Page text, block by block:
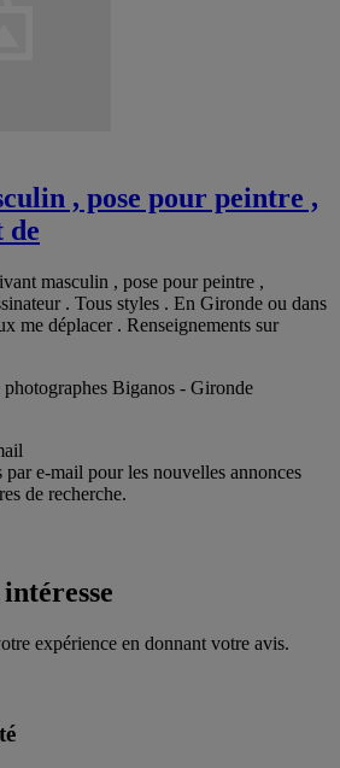
, pose pour peintre ,
de
masculin , pose pour peintre ,
. Tous styles . En Gironde ou dans
me déplacer . Renseignements sur
photographes Biganos - Gironde
e-mail pour les nouvelles annonces
de recherche.
expérience en donnant votre avis.